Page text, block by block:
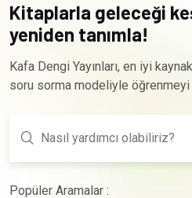
Kitaplarla geleceği
yeniden tanımla!
Kafa Dengi Yayınları, en iyi
soru sorma modeliyle öğrenmeyi
Popüler Aramalar :